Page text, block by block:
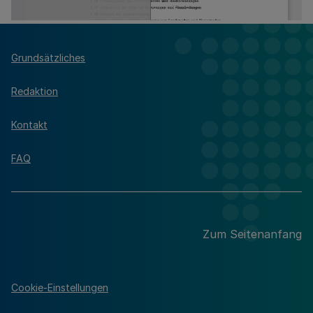
Grundsätzliches
Redaktion
Kontakt
FAQ
Zum Seitenanfang
Cookie-Einstellungen